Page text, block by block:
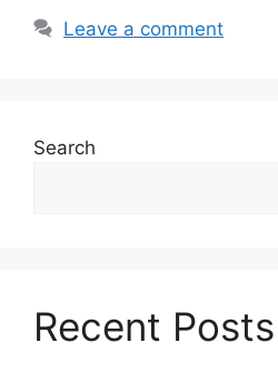
Leave a comment
Search
Recent Posts